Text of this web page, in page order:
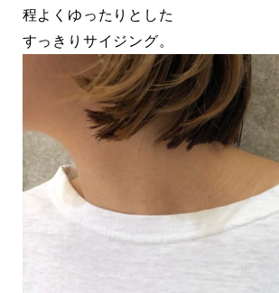
程よくゆったりとした
すっきりサイジング。